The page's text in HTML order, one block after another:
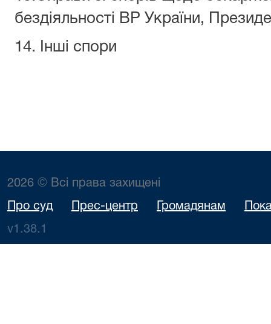
бездіяльності ВР України,
14. Інші спори
2026 © Всі права захищені
Про суд Прес-центр Громадянам
v1.38.1